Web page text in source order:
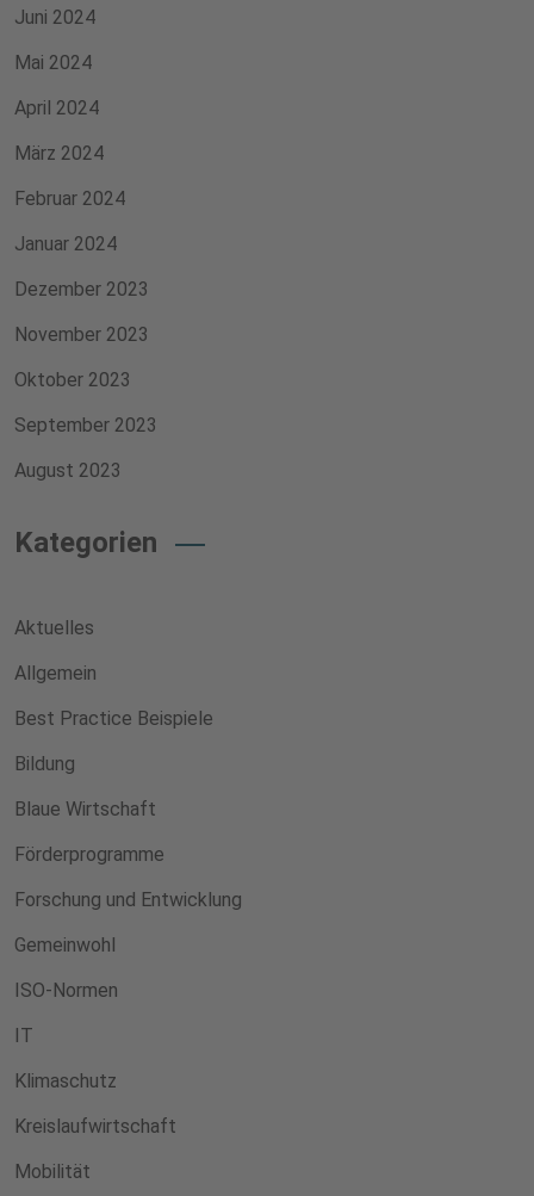
Juni 2024
Mai 2024
April 2024
März 2024
Februar 2024
Januar 2024
Dezember 2023
November 2023
Oktober 2023
September 2023
August 2023
Kategorien
Aktuelles
Allgemein
Best Practice Beispiele
Bildung
Blaue Wirtschaft
Förderprogramme
Forschung und Entwicklung
Gemeinwohl
ISO-Normen
IT
Klimaschutz
Kreislaufwirtschaft
Mobilität